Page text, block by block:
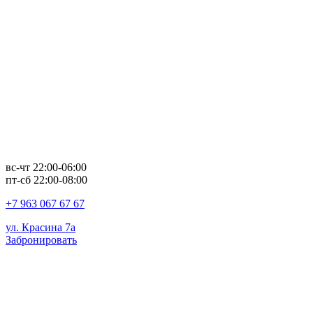
вс-чт 22:00-06:00
пт-сб 22:00-08:00
+7 963 067 67 67
ул. Красина 7а
Забронировать